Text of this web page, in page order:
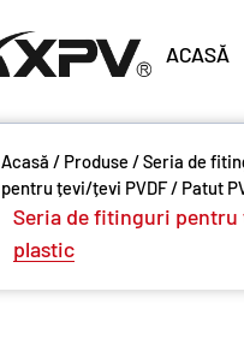
ACASĂ
Acasă / Produse /Seria de
pentru țevi/țevi PVDF/ Patut
Seria de fitinguri
plastic